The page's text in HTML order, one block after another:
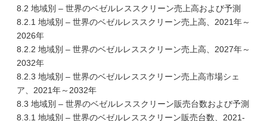
8.2 地域別 – 世界のベゼルレススクリーン売上高および予測
8.2.1 地域別 – 世界のベゼルレススクリーン売上高、2021年～
2026年
8.2.2 地域別 – 世界のベゼルレススクリーン売上高、2027年～
2032年
8.2.3 地域別 – 世界のベゼルレススクリーン売上高市場シェ
ア、2021年～2032年
8.3 地域別 – 世界のベゼルレススクリーン販売台数および予測
8.3.1 地域別 – 世界のベゼルレススクリーン販売台数、2021-